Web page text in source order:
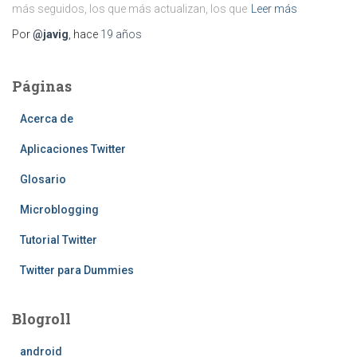
más seguidos, los que más actualizan, los que
Leer más
Por@javig , hace 19 años
Páginas
Acerca de
Aplicaciones Twitter
Glosario
Microblogging
Tutorial Twitter
Twitter para Dummies
Blogroll
android